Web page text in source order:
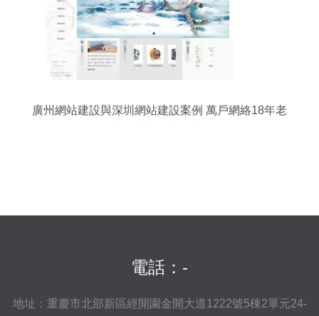
廣州網站建設與深圳網站建設案例 萬戶網絡18年老
電話：-
地址：重慶市北部新區經開園金開大道1222號5棟2單元24-